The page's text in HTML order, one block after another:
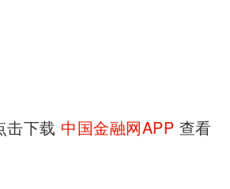
击下载 中国金融网APP 查看